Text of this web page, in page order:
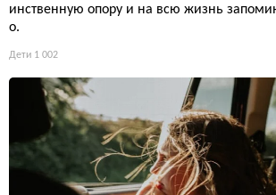
инственную опору и на всю жизнь
о.
Дети 1 002